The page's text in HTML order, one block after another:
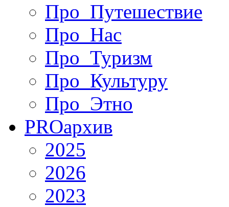
Про_Путешествие
Про_Нас
Про_Туризм
Про_Культуру
Про_Этно
PROархив
2025
2026
2023